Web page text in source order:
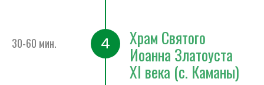
30-60 мин. 4 Храм Святого
Иоанна Златоуста
XI века (с. Каманы)